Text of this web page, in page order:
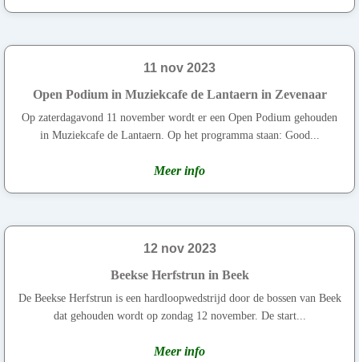
11 nov 2023
Open Podium in Muziekcafe de Lantaern in Zevenaar
Op zaterdagavond 11 november wordt er een Open Podium gehouden
in Muziekcafe de Lantaern. Op het programma staan: Good...
Meer info
12 nov 2023
Beekse Herfstrun in Beek
De Beekse Herfstrun is een hardloopwedstrijd door de bossen van Beek
dat gehouden wordt op zondag 12 november. De start...
Meer info